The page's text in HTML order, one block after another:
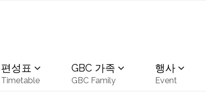
편성표
Timetable
GBC 가족
GBC Family
행사
Event